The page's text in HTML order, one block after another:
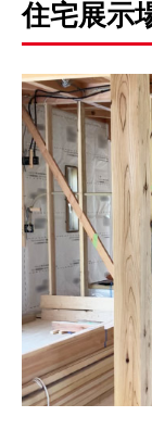
住宅展示